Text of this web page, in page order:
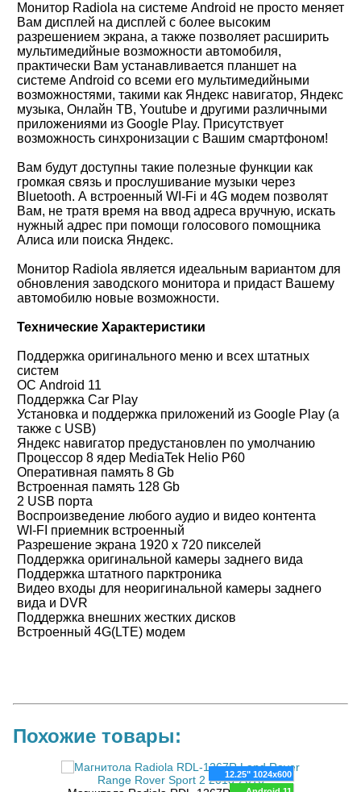
Монитор Radiola на системе Android не просто меняет
Вам дисплей на дисплей с более высоким
разрешением экрана, а также позволяет расширить
мультимедийные возможности автомобиля,
практически Вам устанавливается планшет на
системе Android со всеми его мультимедийными
возможностями, такими как Яндекс навигатор, Яндекс
музыка, Онлайн ТВ, Youtube и другими различными
приложениями из Google Play. Присутствует
возможность синхронизации с Вашим смартфоном!
Вам будут доступны такие полезные функции как
громкая связь и прослушивание музыки через
Bluetooth. А встроенный WI-Fi и 4G модем позволят
Вам, не тратя время на ввод адреса вручную, искать
нужный адрес при помощи голосового помощника
Алиса или поиска Яндекс.
Монитор Radiola является идеальным вариантом для
обновления заводского монитора и придаст Вашему
автомобилю новые возможности.
Технические Характеристики
Поддержка оригинального меню и всех штатных
систем
ОС Android 11
Поддержка Car Play
Установка и поддержка приложений из Google Play (а
также с USB)
Яндекс навигатор предустановлен по умолчанию
Процессор 8 ядер MediaTek Helio P60
Оперативная память 8 Gb
Встроенная память 128 Gb
2 USB порта
Воспроизведение любого аудио и видео контента
WI-FI приемник встроенный
Разрешение экрана 1920 х 720 пикселей
Поддержка оригинальной камеры заднего вида
Поддержка штатного парктроника
Видео входы для неоригинальной камеры заднего
вида и DVR
Поддержка внешних жестких дисков
Встроенный 4G(LTE) модем
Похожие товары:
12.25" 1024x600